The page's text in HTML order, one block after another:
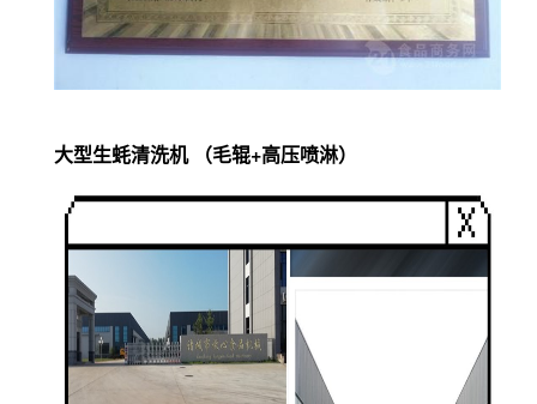
大型生蚝清洗机 （毛辊+高压喷淋）